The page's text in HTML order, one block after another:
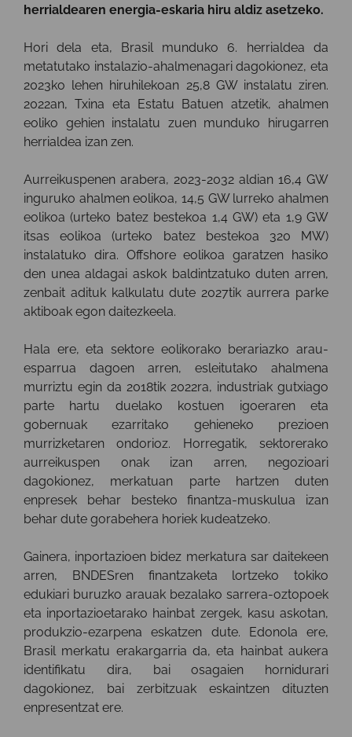
herrialdearen energia-eskaria hiru aldiz asetzeko.
Hori dela eta, Brasil munduko 6. herrialdea da
metatutako instalazio-ahalmenagari dagokionez, eta
2023ko lehen hiruhilekoan 25,8 GW instalatu ziren.
2022an, Txina eta Estatu Batuen atzetik, ahalmen
eoliko gehien instalatu zuen munduko hirugarren
herrialdea izan zen.
Aurreikuspenen arabera, 2023-2032 aldian 16,4 GW
inguruko ahalmen eolikoa, 14,5 GW lurreko ahalmen
eolikoa (urteko batez bestekoa 1,4 GW) eta 1,9 GW
itsas eolikoa (urteko batez bestekoa 320 MW)
instalatuko dira. Offshore eolikoa garatzen hasiko
den unea aldagai askok baldintzatuko duten arren,
zenbait adituk kalkulatu dute 2027tik aurrera parke
aktiboak egon daitezkeela.
Hala ere, eta sektore eolikorako berariazko arau-
esparrua dagoen arren, esleitutako ahalmena
murriztu egin da 2018tik 2022ra, industriak gutxiago
parte hartu duelako kostuen igoeraren eta
gobernuak ezarritako gehieneko prezioen
murrizketaren ondorioz. Horregatik, sektorerako
aurreikuspen onak izan arren, negozioari
dagokionez, merkatuan parte hartzen duten
enpresek behar besteko finantza-muskulua izan
behar dute gorabehera horiek kudeatzeko.
Gainera, inportazioen bidez merkatura sar daitekeen
arren, BNDESren finantzaketa lortzeko tokiko
edukiari buruzko arauak bezalako sarrera-oztopoek
eta inportazioetarako hainbat zergek, kasu askotan,
produkzio-ezarpena eskatzen dute. Edonola ere,
Brasil merkatu erakargarria da, eta hainbat aukera
identifikatu dira, bai osagaien hornidurari
dagokionez, bai zerbitzuak eskaintzen dituzten
enpresentzat ere.